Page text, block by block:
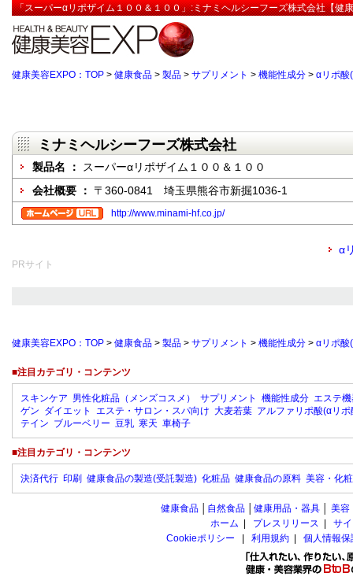
「スーパーαリポザイム１００＆１００」:ミナミヘルシーフーズ株式会社【健
健康美容EXPO：TOP > 健康食品 > 製品 > サプリメント > 機能性成分 > αリポ酸
ミナミヘルシーフーズ株式会社
製品名 ：
スーパーαリポザイム１００＆１００
会社概要 ： 〒360-0841 埼玉県熊谷市新掘1036-1
http://www.minami-hf.co.jp/
α
PRサイト
健康美容EXPO：TOP > 健康食品 > 製品 > サプリメント > 機能性成分 > αリポ酸
■注目カテゴリ・コンテンツ
スキンケア 男性化粧品（メンズコスメ） サプリメント 機能性成分 エステ
ゲン ダイエット エステ・サロン・スパ向け 大麦若葉 アルファリポ酸(αリポ
テイン ブルーベリー 豆乳 寒天 車椅子
■注目カテゴリ・コンテンツ
決済代行 印刷 健康食品の製造(受託製造) 化粧品 健康食品の原料 美容・化
健康食品 自然食品 健康用品・器具 美容
ホーム
プレスリリース
サ
Cookieポリシー
利用規約 個人情報